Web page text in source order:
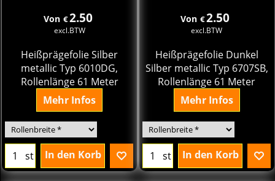
Von €2.50
excl.BTW
Heißprägefolie Silber
metallic Typ 6010DG,
Rollenlänge 61 Meter
Mehr Infos
st In den Korb
Von €2.50
excl.BTW
Heißprägefolie Dunkel
Silber metallic Typ 6707SB,
Rollenlänge 61 Meter
Mehr Infos
st In den Korb